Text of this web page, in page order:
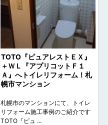
TOTO『ピュアレストＥＸ』
＋ＷＬ『アプリコットＦ１
Ａ』へトイレリフォーム！札
幌市マンション
札幌市のマンションにて、トイレ
リフォーム施工事例のご紹介です
TOTO『ピュ ...